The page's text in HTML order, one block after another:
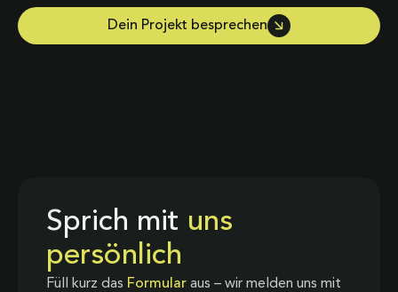
Dein Projekt besprechen
Sprich mit uns
persönlich
Füll kurz das Formular aus – wir melden uns mit